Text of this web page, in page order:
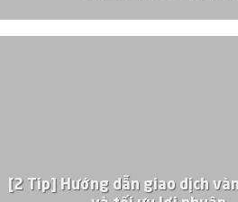
[2 Tip] Hướng dẫn giao dịch